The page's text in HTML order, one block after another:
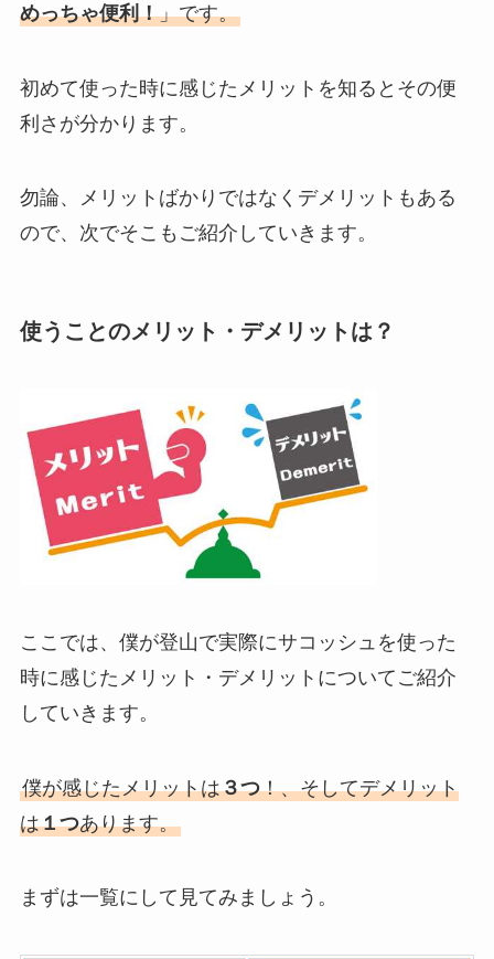
めっちゃ便利！」です。
初めて使った時に感じたメリットを知るとその便
利さが分かります。
勿論、メリットばかりではなくデメリットもある
ので、次でそこもご紹介していきます。
使うことのメリット・デメリットは？
ここでは、僕が登山で実際にサコッシュを使った
時に感じたメリット・デメリットについてご紹介
していきます。
僕が感じたメリットは３つ！、そしてデメリット
は１つあります。
まずは一覧にして見てみましょう。